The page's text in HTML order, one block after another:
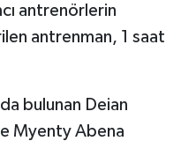
antrenörlerin
antrenman, 1 saat
bulunan Deian
Myenty Abena